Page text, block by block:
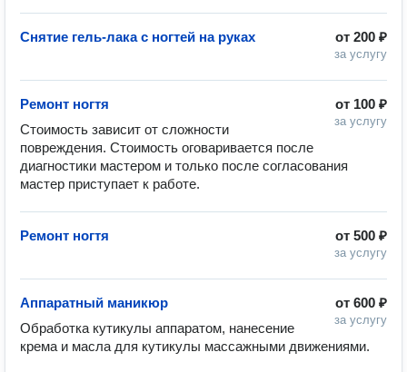
от 200 ₽
за услугу
Снятие гель-лака с ногтей на руках
от 100 ₽
за услугу
Ремонт ногтя
Стоимость зависит от сложности
повреждения. Стоимость оговаривается после
диагностики мастером и только после согласования
мастер приступает к работе.
от 500 ₽
за услугу
Ремонт ногтя
от 600 ₽
за услугу
Аппаратный маникюр
Обработка кутикулы аппаратом, нанесение
крема и масла для кутикулы массажными движениями.